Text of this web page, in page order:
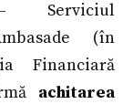
Serviciul
(în
Financiară
achitarea